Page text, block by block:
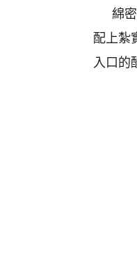
綿
配上紮
入口的